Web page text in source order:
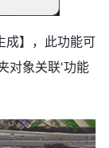
成】，此功能可
对象关联'功能